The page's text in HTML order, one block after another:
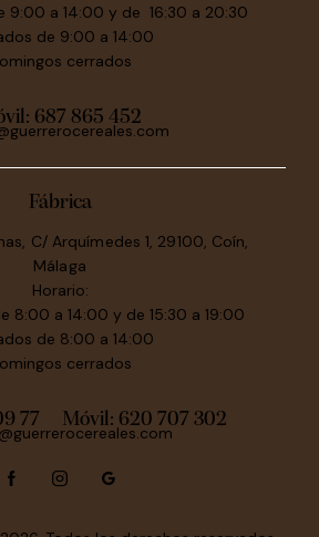
9:00 a 14:00 y de 16:30 a 20:30
de 9:00 a 14:00
cerrados
687 865 452
Fábrica
C/ Arquímedes 1, 29100, Coín,
Málaga
Horario:
8:00 a 14:00 y de 15:30 a 19:00
de 8:00 a 14:00
cerrados
77 Móvil: 620 707 302